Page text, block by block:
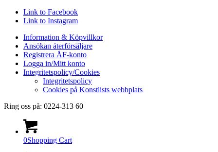
Link to Facebook
Link to Instagram
Information & Köpvillkor
Ansökan återförsäljare
Registrera ÅF-konto
Logga in/Mitt konto
Integritetspolicy/Cookies
Integritetspolicy
Cookies på Konstlists webbplats
Ring oss på: 0224-313 60
0Shopping Cart